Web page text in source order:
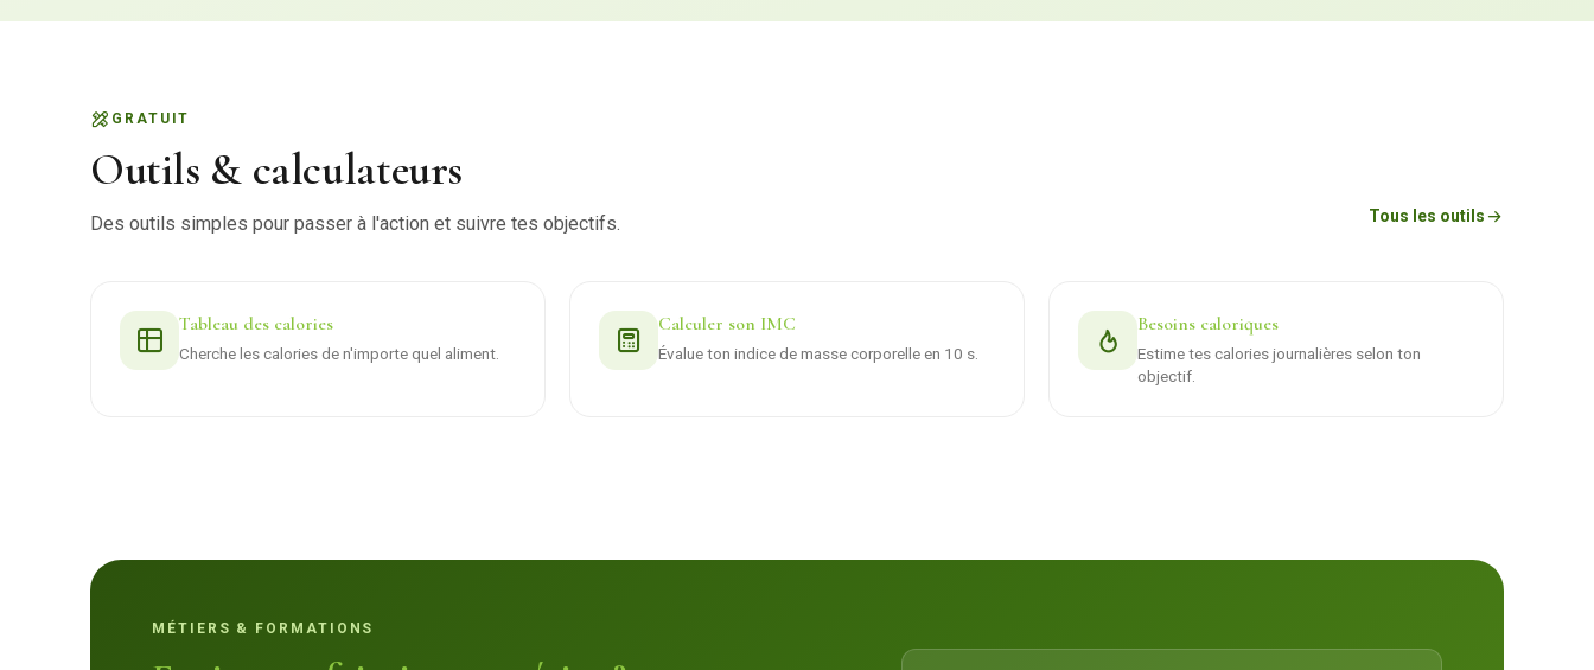
GRATUIT
Outils & calculateurs
Des outils simples pour passer à l'action et suivre tes objectifs. Tous les outils
Tableau des calories
Cherche les calories de n'importe quel aliment.
Calculer son IMC
Évalue ton indice de masse corporelle en 10 s.
Besoins caloriques
Estime tes calories journalières selon ton
objectif.
MÉTIERS & FORMATIONS